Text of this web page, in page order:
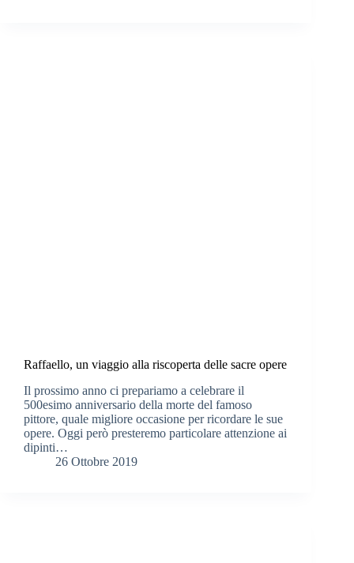
Raffaello, un viaggio alla riscoperta delle sacre opere
Il prossimo anno ci prepariamo a celebrare il
500esimo anniversario della morte del famoso
pittore, quale migliore occasione per ricordare le sue
opere. Oggi però presteremo particolare attenzione ai
dipinti…
26 Ottobre 2019